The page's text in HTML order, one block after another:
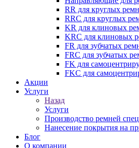
RR для круглых
RRC для круглых
KR для клиновых
KRC для клиновых
FR для зубчатых
FRC для зубчатых
FK для
FKC для
Акции
Услуги
Назад
Услуги
Производство ремней
Нанесение покрытия на
Блог
О компании